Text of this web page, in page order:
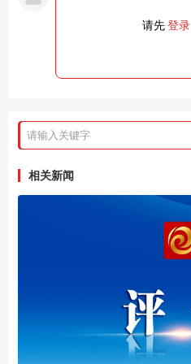
请先登录
相关新闻